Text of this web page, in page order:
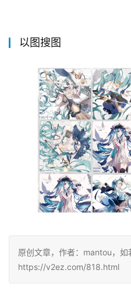
以图搜图
原创文章，作者：mantou，如
https://v2ez.com/818.html